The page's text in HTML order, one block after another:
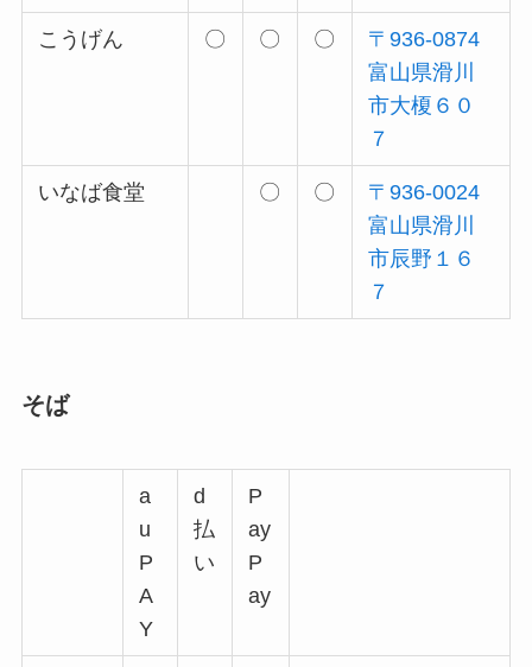
こうげん 〇 〇 〇
〒936-0874
富山県滑川
市大榎６０
７
いなば食堂 〇 〇
〒936-0024
富山県滑川
市辰野１６
７
そば
a
u
P
A
Y
d
払
い
P
ay
P
ay